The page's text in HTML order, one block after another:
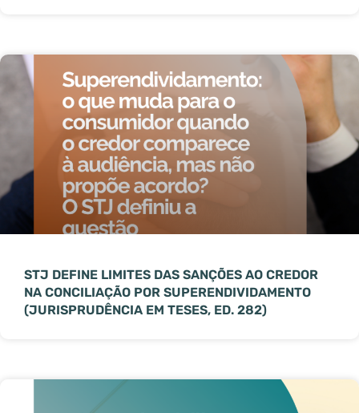
STJ DEFINE LIMITES DAS SANÇÕES AO CREDOR
NA CONCILIAÇÃO POR SUPERENDIVIDAMENTO
(JURISPRUDÊNCIA EM TESES, ED. 282)